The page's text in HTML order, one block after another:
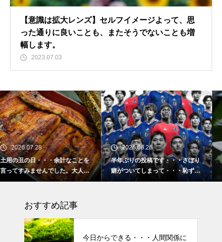
【意識は拡大レンズ】セルフイメージよって、思
った通りに良いことも、またそうでないことも増
幅します。
2023.07.03
を
気
2026.06.26
半年ぶりの投稿です・・・さぼり
癖がついてしまって・・・恥ずか
しぃ～ (〃ﾉωﾉ)
2026.02.16
2026 今年初めての投稿・
「食生活習慣の改善」が今年
ーマです。
おすすめ記事
今日からできる・・・人間関係に